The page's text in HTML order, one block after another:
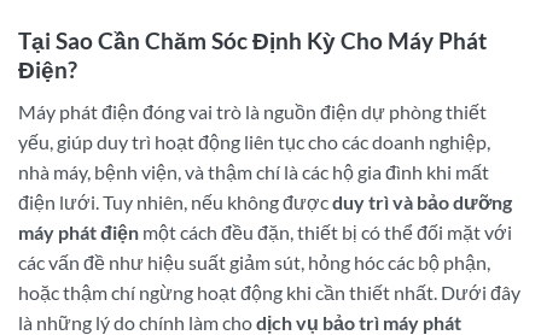
Tại Sao Cần Chăm Sóc Định Kỳ Cho Máy Phát
Điện?
Máy phát điện đóng vai trò là nguồn điện dự phòng thiết
yếu, giúp duy trì hoạt động liên tục cho các doanh nghiệp,
nhà máy, bệnh viện, và thậm chí là các hộ gia đình khi mất
điện lưới. Tuy nhiên, nếu không đượcduy trì và bảo dưỡng
máy phát điện một cách đều đặn, thiết bị có thể đối mặt với
các vấn đề như hiệu suất giảm sút, hỏng hóc các bộ phận,
hoặc thậm chí ngừng hoạt động khi cần thiết nhất. Dưới đây
là những lý do chính làm chodịch vụ bảo trì máy phát